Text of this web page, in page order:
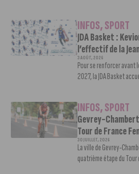
INFOS,SPORT
JDA Basket :
l’effectif de la
3 AOÛT, 2026
Pour se renforcer avant
2027, la JDA Basket
INFOS,SPORT
Gevrey-
Tour de France
30 JUILLET, 2026
La ville de Gevrey-
quatrième étape du Tour